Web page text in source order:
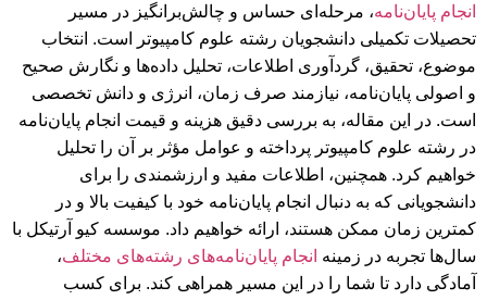
انجام پایان‌نامه، مرحله‌ای حساس و چالش‌برانگیز در مسیر
تحصیلات تکمیلی دانشجویان رشته علوم کامپیوتر است. انتخاب
موضوع، تحقیق، گردآوری اطلاعات، تحلیل داده‌ها و نگارش صحیح
و اصولی پایان‌نامه، نیازمند صرف زمان، انرژی و دانش تخصصی
است. در این مقاله، به بررسی دقیق هزینه و قیمت انجام پایان‌نامه
در رشته علوم کامپیوتر پرداخته و عوامل مؤثر بر آن را تحلیل
خواهیم کرد. همچنین، اطلاعات مفید و ارزشمندی را برای
دانشجویانی که به دنبال انجام پایان‌نامه خود با کیفیت بالا و در
کمترین زمان ممکن هستند، ارائه خواهیم داد. موسسه کیو آرتیکل با
سال‌ها تجربه در زمینه انجام پایان‌نامه‌های رشته‌های مختلف،
آمادگی دارد تا شما را در این مسیر همراهی کند. برای کسب